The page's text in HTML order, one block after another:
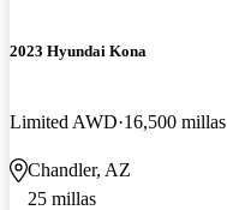
2023 Hyundai Kona
Limited AWD 16,500 millas
Chandler, AZ
25 millas